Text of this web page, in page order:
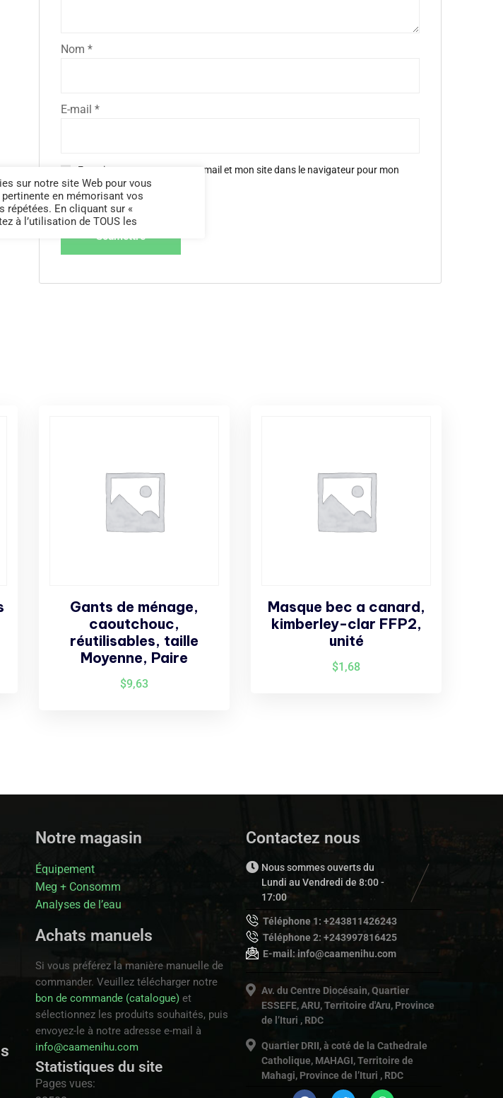
Nom *
E-mail *
Enregistrer mon nom, mon e-mail et mon site dans le navigateur pour mon
prochain commentaire.
Gants de ménage,
caoutchouc,
réutilisables, taille
Moyenne, Paire
$9,63
Masque bec a canard,
kimberley-clar FFP2,
unité
$1,68
Notre magasin
Équipement
Meg + Consomm
Analyses de l’eau
Achats manuels
Si vous préférez la manière manuelle de
commander. Veuillez télécharger notre
bon de commande (catalogue) et
sélectionnez les produits souhaités, puis
envoyez-le à notre adresse e-mail à
info@caamenihu.com
Statistiques du site
Pages vues:
Contactez nous
Nous sommes ouverts du
Lundi au Vendredi de 8:00 -
17:00
Téléphone 1: +243811426243
Téléphone 2: +243997816425
E-mail: info@caamenihu.com
Av. du Centre Diocésain, Quartier
ESSEFE, ARU, Territoire d'Aru, Province
de l’Ituri , RDC
Quartier DRII, à coté de la Cathedrale
Catholique, MAHAGI, Territoire de
Mahagi, Province de l’Ituri , RDC